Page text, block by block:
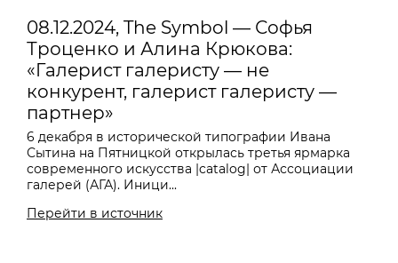
08.12.2024, The Symbol — Софья
Троценко и Алина Крюкова:
«Галерист галеристу — не
конкурент, галерист галеристу —
партнер»
6 декабря в исторической типографии Ивана
Сытина на Пятницкой открылась третья ярмарка
современного искусства |catalog| от Ассоциации
галерей (АГА). Иници...
Перейти в источник